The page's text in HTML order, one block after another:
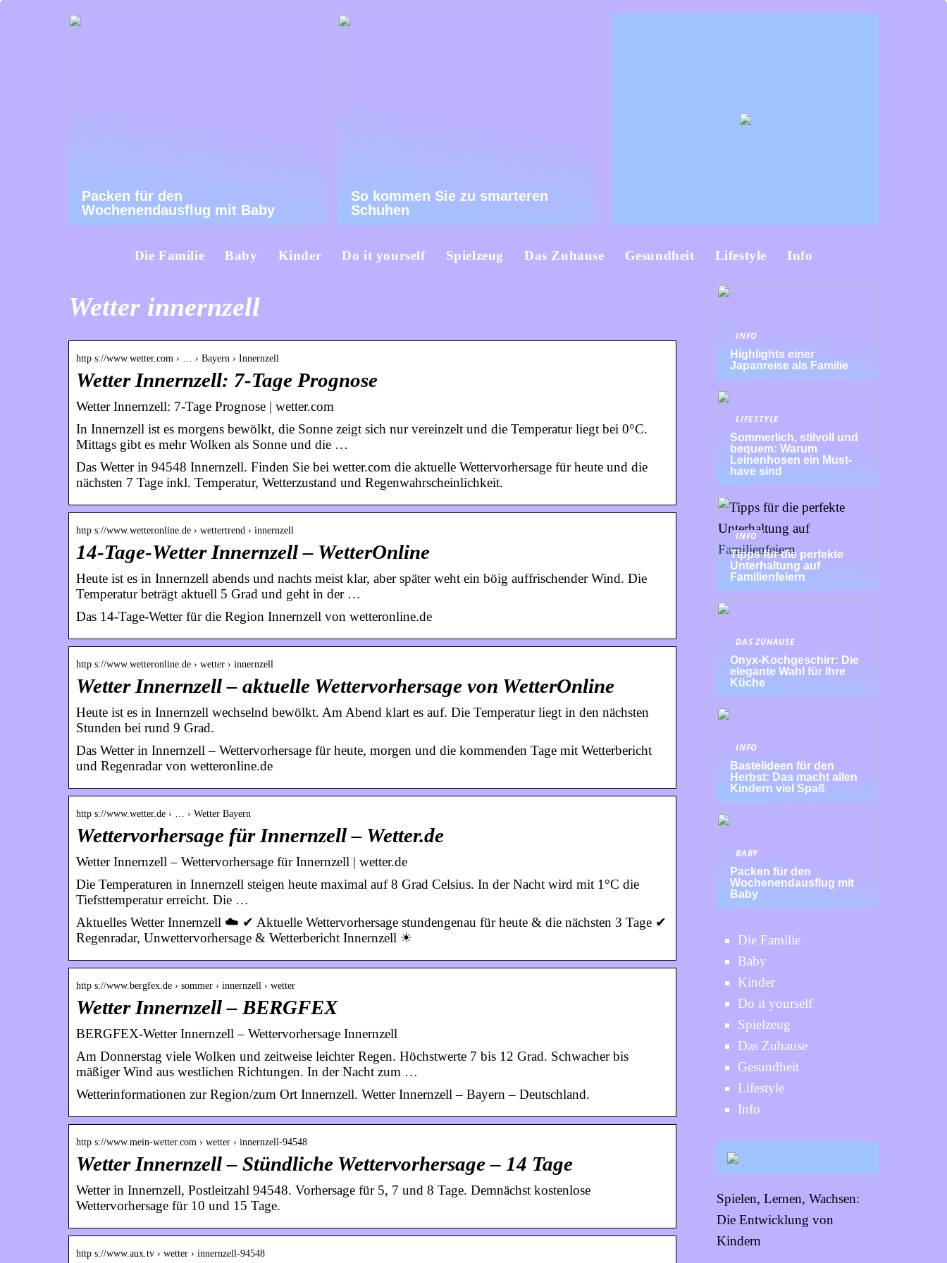
Packen für den
Wochenendausflug mit Baby
So kommen Sie zu smarteren
Schuhen
Die Familie Baby Kinder Do it yourself Spielzeug Das Zuhause Gesundheit Lifestyle Info
Wetter innernzell
http s://www.wetter.com › … › Bayern › Innernzell
Wetter Innernzell: 7-Tage Prognose
Wetter Innernzell: 7-Tage Prognose | wetter.com
In Innernzell ist es morgens bewölkt, die Sonne zeigt sich nur vereinzelt und die Temperatur liegt bei 0°C.
Mittags gibt es mehr Wolken als Sonne und die …
Das Wetter in 94548 Innernzell. Finden Sie bei wetter.com die aktuelle Wettervorhersage für heute und die
nächsten 7 Tage inkl. Temperatur, Wetterzustand und Regenwahrscheinlichkeit.
http s://www.wetteronline.de › wettertrend › innernzell
14-Tage-Wetter Innernzell – WetterOnline
Heute ist es in Innernzell abends und nachts meist klar, aber später weht ein böig auffrischender Wind. Die
Temperatur beträgt aktuell 5 Grad und geht in der …
Das 14-Tage-Wetter für die Region Innernzell von wetteronline.de
http s://www.wetteronline.de › wetter › innernzell
Wetter Innernzell – aktuelle Wettervorhersage von WetterOnline
Heute ist es in Innernzell wechselnd bewölkt. Am Abend klart es auf. Die Temperatur liegt in den nächsten
Stunden bei rund 9 Grad.
Das Wetter in Innernzell – Wettervorhersage für heute, morgen und die kommenden Tage mit Wetterbericht
und Regenradar von wetteronline.de
http s://www.wetter.de › … › Wetter Bayern
Wettervorhersage für Innernzell – Wetter.de
Wetter Innernzell – Wettervorhersage für Innernzell | wetter.de
Die Temperaturen in Innernzell steigen heute maximal auf 8 Grad Celsius. In der Nacht wird mit 1°C die
Tiefsttemperatur erreicht. Die …
Aktuelles Wetter Innernzell ☁️ ✔ Aktuelle Wettervorhersage stundengenau für heute & die nächsten 3 Tage ✔
Regenradar, Unwettervorhersage & Wetterbericht Innernzell ☀
http s://www.bergfex.de › sommer › innernzell › wetter
Wetter Innernzell – BERGFEX
BERGFEX-Wetter Innernzell – Wettervorhersage Innernzell
Am Donnerstag viele Wolken und zeitweise leichter Regen. Höchstwerte 7 bis 12 Grad. Schwacher bis
mäßiger Wind aus westlichen Richtungen. In der Nacht zum …
Wetterinformationen zur Region/zum Ort Innernzell. Wetter Innernzell – Bayern – Deutschland.
http s://www.mein-wetter.com › wetter › innernzell-94548
Wetter Innernzell – Stündliche Wettervorhersage – 14 Tage
Wetter in Innernzell, Postleitzahl 94548. Vorhersage für 5, 7 und 8 Tage. Demnächst kostenlose
Wettervorhersage für 10 und 15 Tage.
http s://www.aux.tv › wetter › innernzell-94548
INFO
Highlights einer
Japanreise als Familie
LIFESTYLE
Sommerlich, stilvoll und
bequem: Warum
Leinenhosen ein Must-
have sind
INFO
Tipps für die perfekte
Unterhaltung auf
Familienfeiern
DAS ZUHAUSE
Onyx-Kochgeschirr: Die
elegante Wahl für Ihre
Küche
INFO
Bastelideen für den
Herbst: Das macht allen
Kindern viel Spaß
BABY
Packen für den
Wochenendausflug mit
Baby
Die Familie
Baby
Kinder
Do it yourself
Spielzeug
Das Zuhause
Gesundheit
Lifestyle
Info
Spielen, Lernen, Wachsen:
Die Entwicklung von
Kindern